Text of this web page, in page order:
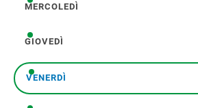
mercoledì
MERCOLEDÌ
giovedì
GIOVEDÌ
venerdì
VENERDÌ